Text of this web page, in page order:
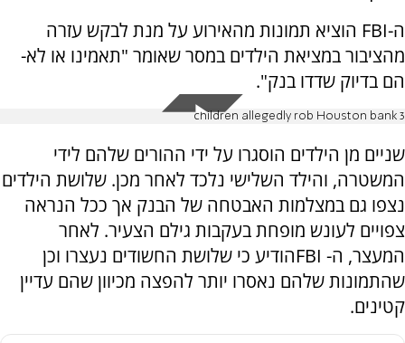
ה-FBI הוציא תמונות מהאירוע על מנת לבקש עזרה
מהציבור במציאת הילדים במסר שאומר "תאמינו או לא-
הם בדיוק שדדו בנק".
3 children allegedly rob Houston bank
שניים מן הילדים הוסגרו על ידי ההורים שלהם לידי
המשטרה, והילד השלישי נלכד לאחר מכן. שלושת הילדים
נצפו גם במצלמות האבטחה של הבנק אך ככל הנראה
צפויים לעונש מופחת בעקבות גילם הצעיר. לאחר
המעצר, ה- FBIהודיע כי שלושת החשודים נעצרו וכן
שהתמונות שלהם נאסרו יותר להפצה מכיוון שהם עדיין
קטינים.